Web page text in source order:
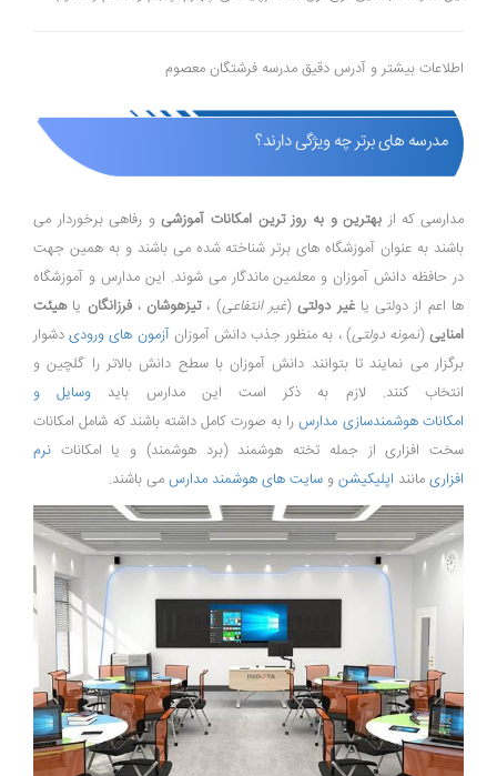
اطلاعات بیشتر و آدرس دقیق مدرسه فرشتگان معصوم
مدرسه های برتر چه ویژگی دارند؟
مدارسی که از بهترین و به روز ترین امکانات آموزشیو رفاهی برخوردار می
باشند به عنوان آموزشگاه های برتر شناخته شده می باشند و به همین جهت
در حافظه دانش آموزان و معلمین ماندگار می شوند. این مدارس و آموزشگاه
ها اعم از دولتی یاغیر دولتی(غیر انتفاعی) ،تیزهوشان،فرزانگان یاهیئت
امنایی(نمونه دولتی) ، به منظور جذب دانش آموزانآزمون های ورودیدشوار
برگزار می نمایند تا بتوانند دانش آموزان با سطح دانش بالاتر را گلچین و
انتخاب کنند. لازم به ذکر است این مدارس باید وسایل و
امکانات هوشمندسازی مدارسرا به صورت کامل داشته باشند که شامل امکانات
سخت افزاری از جمله تخته هوشمند (برد هوشمند) و یا امکانات نرم
افزاری مانند اپلیکیشن و سایت های هوشمند مدارس می باشند.